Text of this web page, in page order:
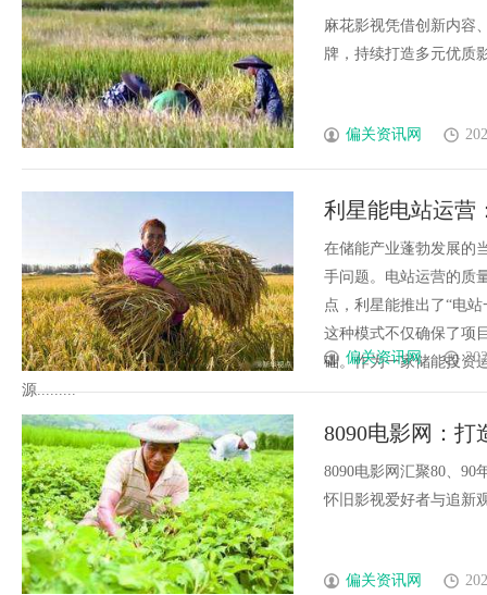
麻花影视凭借创新内容
牌，持续打造多元优质
偏关资讯网
利星能电站运营
在储能产业蓬勃发展的
手问题。电站运营的质
点，利星能推出了“电
这种模式不仅确保了项
础。作为一家储能投资
源.........
偏关资讯网
8090电影网：打
8090电影网汇聚80、
怀旧影视爱好者与追新
偏关资讯网